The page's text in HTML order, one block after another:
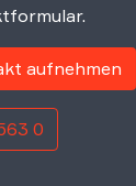
aufnehmen
0